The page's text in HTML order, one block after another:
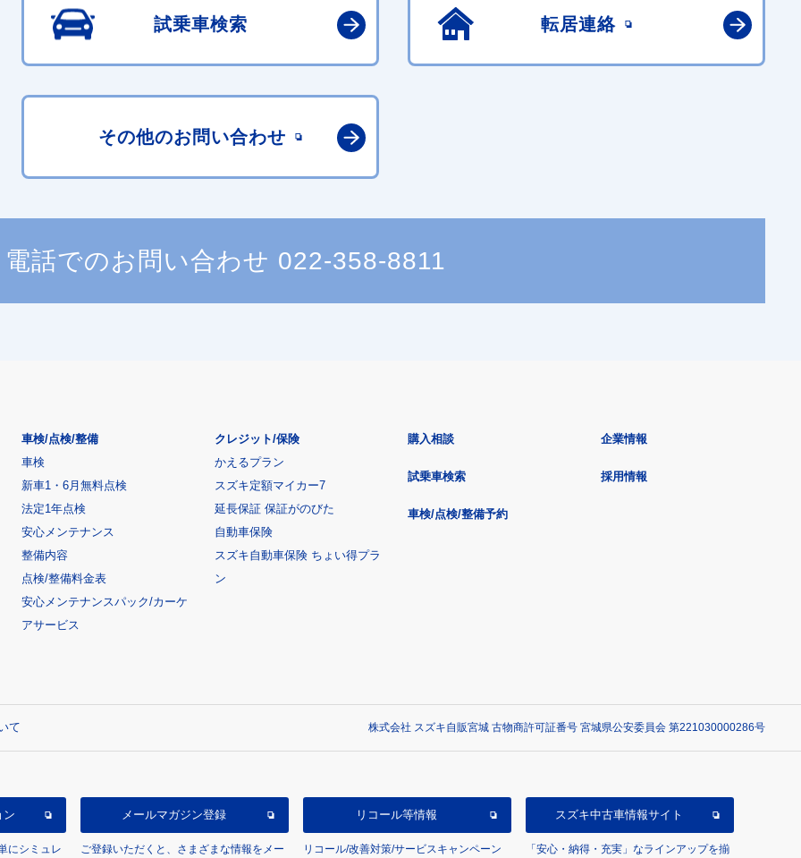
試乗車検索 転居連絡
その他のお問い合わせ
電話でのお問い合わせ 022-358-8811
車検/点検/整備
車検
新車1・6月無料点検
法定1年点検
安心メンテナンス
整備内容
点検/整備料金表
安心メンテナンスパック/カーケ
アサービス
クレジット/保険
かえるプラン
スズキ定額マイカー7
延長保証 保証がのびた
自動車保険
スズキ自動車保険 ちょい得プラ
ン
購入相談
試乗車検索
車検/点検/整備予約
企業情報
採用情報
て 株式会社 スズキ自販宮城 古物商許可証番号 宮城県公安委員会 第221030000286号
ン
にシミュレ
メールマガジン登録
ご登録いただくと、さまざまな情報をメー
リコール等情報
リコール/改善対策/サービスキャンペーン
スズキ中古車情報サイト
「安心・納得・充実」なラインアップを揃